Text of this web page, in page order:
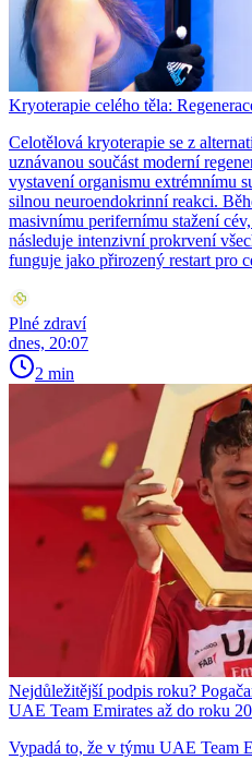
Kryoterapie celého těla:
Celotělová kryoterapie se z
uznávanou součást moderní
vystavení organismu extrémnímu
silnou neuroendokrinní reakci.
masivnímu perifernímu stažení
následuje intenzivní prokrvení
funguje jako přirozený restart pro
Plné zdraví
dnes, 20:07
2 min
Nejdůležitější podpis roku?
UAE Team Emirates až do roku
Vypadá to, že v týmu UAE Team